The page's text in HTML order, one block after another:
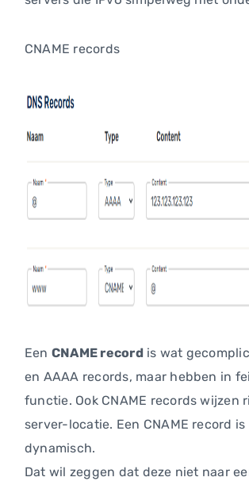
CNAME records
Een CNAME recordis wat
en AAAA records, maar hebben in
functie. Ook CNAME records wijzen
server-locatie. Een CNAME record
dynamisch.
Dat wil zeggen dat deze niet naar